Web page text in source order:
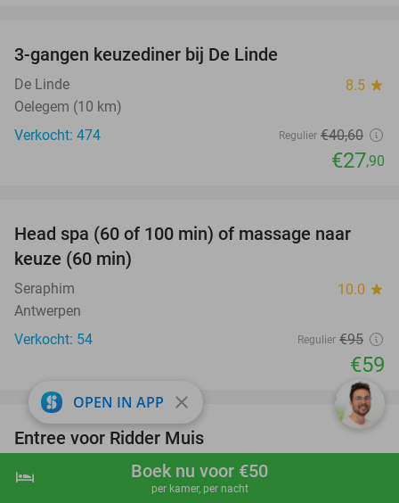
shopping_cart Boek nu
hotel Boek nu voor €50
per kamer, per nacht
3-gangen keuzediner bij De Linde
De Linde 8.5 star
Oelegem (10 km)
Verkocht: 474
Regulier €40,60
€27,90
38%
Head spa (60 of 100 min) of massage naar
keuze (60 min)
Seraphim 10.0 star
Antwerpen
Verkocht: 54
Regulier €95
€59
favorite_border
Entree voor Ridder Muis
De Grote Ridder Muis Doe-Expo
OPEN IN APP close